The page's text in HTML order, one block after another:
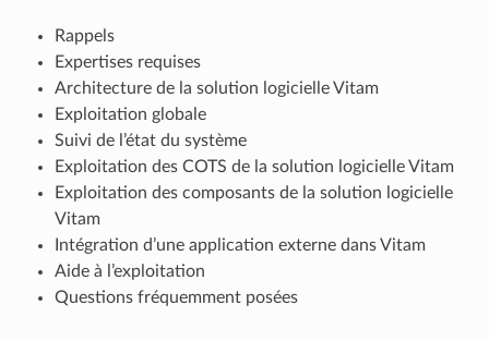
Rappels
Expertises requises
Architecture de la solution logicielle Vitam
Exploitation globale
Suivi de l’état du système
Exploitation des COTS de la solution logicielle Vitam
Exploitation des composants de la solution logicielle
Vitam
Intégration d’une application externe dans Vitam
Aide à l’exploitation
Questions fréquemment posées